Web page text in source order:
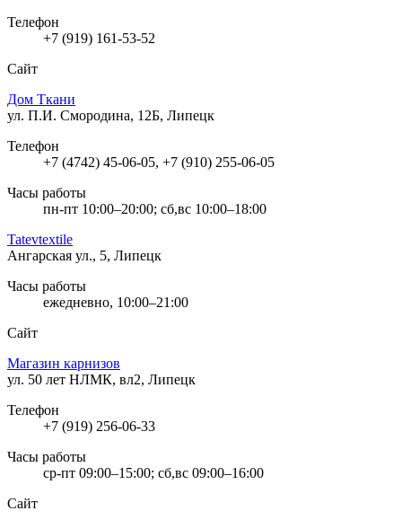
Телефон
+7 (919) 161-53-52
Сайт
Дом Ткани
ул. П.И. Смородина, 12Б, Липецк
Телефон
+7 (4742) 45-06-05, +7 (910) 255-06-05
Часы работы
пн-пт 10:00–20:00; сб,вс 10:00–18:00
Tatevtextile
Ангарская ул., 5, Липецк
Часы работы
ежедневно, 10:00–21:00
Сайт
Магазин карнизов
ул. 50 лет НЛМК, вл2, Липецк
Телефон
+7 (919) 256-06-33
Часы работы
ср-пт 09:00–15:00; сб,вс 09:00–16:00
Сайт